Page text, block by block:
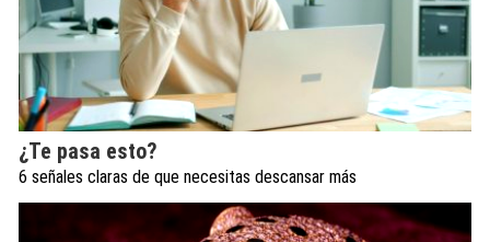
¿Te pasa esto?
6 señales claras de que necesitas descansar más